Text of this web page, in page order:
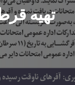
تهیه